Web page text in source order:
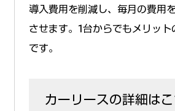
導入費用を削減し、毎月の費用
させます。1台からでもメリット
です。
カーリースの詳細はこ